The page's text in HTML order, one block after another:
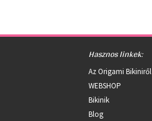
Hasznos linkek:
Az Origami Bikiniről
WEBSHOP
Bikinik
Blog